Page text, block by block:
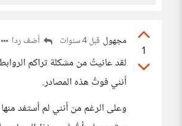
1
مجهول قبل 4 سنوات أضف ردا
لقد عانيتُ من مشكلة تراكم
أنني فوتُ هذه المصادر.
وعلى الرغم من أنني لم أستفد